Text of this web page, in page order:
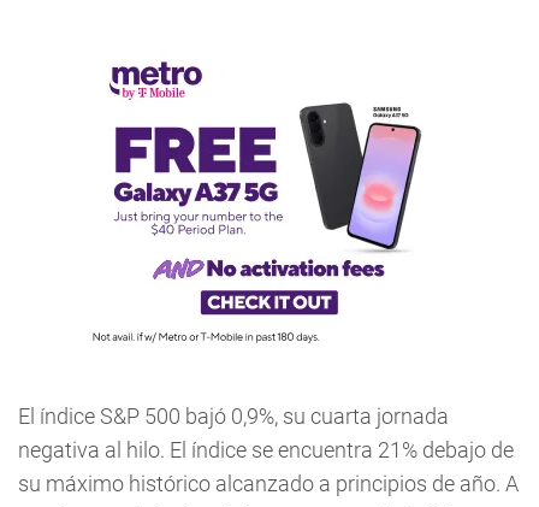
El índice S&P 500 bajó 0,9%, su cuarta jornada
negativa al hilo. El índice se encuentra 21% debajo de
su máximo histórico alcanzado a principios de año. A